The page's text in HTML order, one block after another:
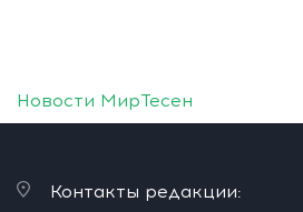
Новости МирТесен
Контакты редакции: